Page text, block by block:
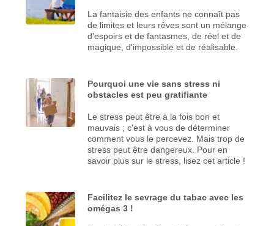
La fantaisie des enfants ne connaît pas
de limites et leurs rêves sont un mélange
d'espoirs et de fantasmes, de réel et de
magique, d'impossible et de réalisable.
Pourquoi une vie sans stress ni
obstacles est peu gratifiante
Le stress peut être à la fois bon et
mauvais ; c'est à vous de déterminer
comment vous le percevez. Mais trop de
stress peut être dangereux. Pour en
savoir plus sur le stress, lisez cet article !
Facilitez le sevrage du tabac avec les
omégas 3 !